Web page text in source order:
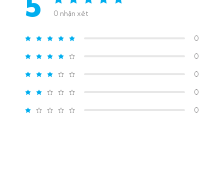
0 nhận xét
0
0
0
0
0